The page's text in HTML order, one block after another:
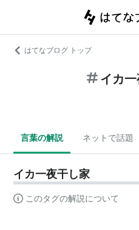
はてなブログ トップ
イカ
言葉の解説 ネットで話題
イカ一夜干し家
このタグの解説について